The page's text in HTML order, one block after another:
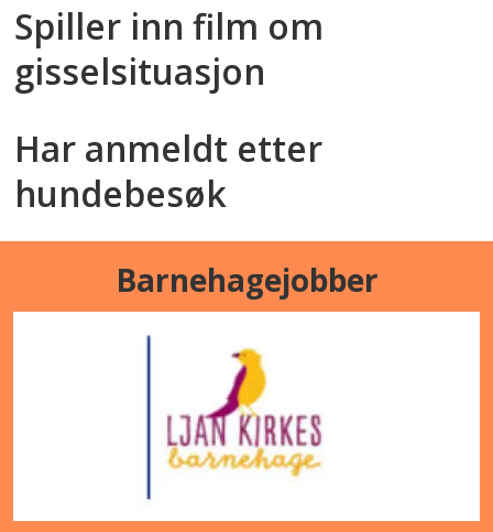
Spiller inn film om
gisselsituasjon
Har anmeldt etter
hundebesøk
Barnehagejobber